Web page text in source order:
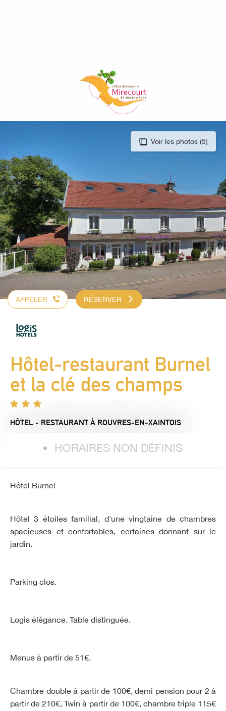
Voir les photos (5)
APPELER RÉSERVER
Hôtel-restaurant Burnel
et la clé des champs
HÔTEL - RESTAURANT À ROUVRES-EN-XAINTOIS
HORAIRES NON DÉFINIS
Hôtel Burnel
Hôtel 3 étoiles familial, d'une vingtaine de chambres
spacieuses et confortables, certaines donnant sur le
jardin.
Parking clos.
Logis élégance. Table distinguée.
Menus à partir de 51€.
Chambre double à partir de 100€, demi pension pour 2 à
partir de 210€, Twin à partir de 100€, chambre triple 115€